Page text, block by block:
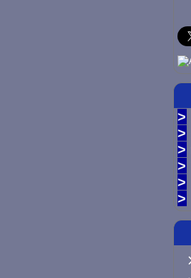
>
>
>
>
>
>